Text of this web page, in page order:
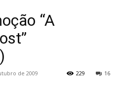
“A
de 2009 16
229